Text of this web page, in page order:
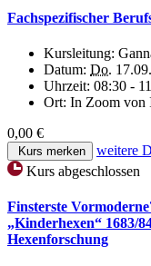
Fachspezifischer
Kursleitung:
Datum: Do.
Uhrzeit: 08:30 -
Ort: In Zoom von
0,00 €
Kurs merken
weitere
Kurs abgeschlossen
Finsterste
„Kinderhexen“ 1683/
Hexenforschung